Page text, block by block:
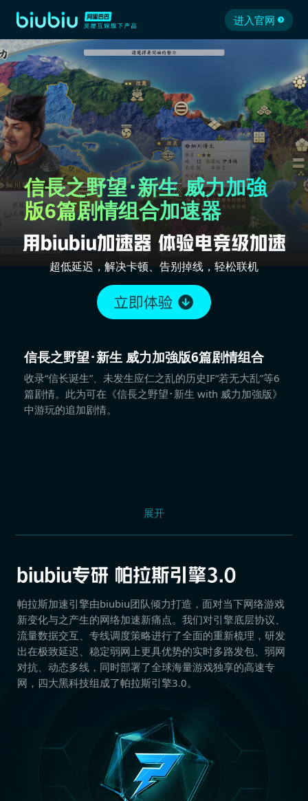
进入官网
信長之野望･新生 威力加強
版6篇剧情组合加速器
超低延迟，解决卡顿、告别掉线，轻松联机
信長之野望･新生 威力加強版6篇剧情组合
收录“信长诞生”、未发生应仁之乱的历史IF“若无大乱”等6
篇剧情。此为可在《信長之野望･新生 with 威力加強版》
中游玩的追加剧情。
展开
帕拉斯加速引擎由biubiu团队倾力打造，面对当下网络游戏
新变化与之产生的网络加速新痛点。我们对引擎底层协议、
流量数据交互、专线调度策略进行了全面的重新梳理，研发
出在极致延迟、稳定弱网上更具优势的实时多路发包、弱网
对抗、动态多线，同时部署了全球海量游戏独享的高速专
网，四大黑科技组成了帕拉斯引擎3.0。